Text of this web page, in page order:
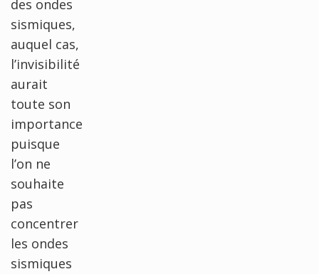
des ondes
sismiques,
auquel cas,
l’invisibilité
aurait
toute son
importance
puisque
l’on ne
souhaite
pas
concentrer
les ondes
sismiques